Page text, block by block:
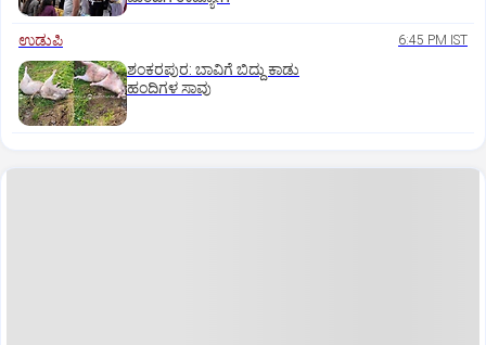
ಉಡುಪಿ 6:45 PM IST
ಶಂಕರಪುರ: ಬಾವಿಗೆ ಬಿದ್ದು ಕಾಡು
ಹಂದಿಗಳ ಸಾವು